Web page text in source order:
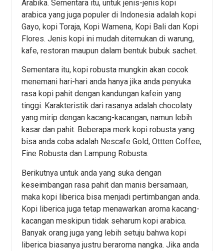
Arabika. Sementara itu, untuk jenis-jenis kopi
arabica yang juga populer di Indonesia adalah kopi
Gayo, kopi Toraja, Kopi Wamena, Kopi Bali dan Kopi
Flores. Jenis kopi ini mudah ditemukan di warung,
kafe, restoran maupun dalam bentuk bubuk sachet.
Sementara itu, kopi robusta mungkin akan cocok
menemani hari-hari anda hanya jika anda penyuka
rasa kopi pahit dengan kandungan kafein yang
tinggi. Karakteristik dari rasanya adalah chocolaty
yang mirip dengan kacang-kacangan, namun lebih
kasar dan pahit. Beberapa merk kopi robusta yang
bisa anda coba adalah Nescafe Gold, Ottten Coffee,
Fine Robusta dan Lampung Robusta.
Berikutnya untuk anda yang suka dengan
keseimbangan rasa pahit dan manis bersamaan,
maka kopi liberica bisa menjadi pertimbangan anda.
Kopi liberica juga tetap menawarkan aroma kacang-
kacangan meskipun tidak seharum kopi arabica.
Banyak orang juga yang lebih setuju bahwa kopi
liberica biasanya justru beraroma nangka. Jika anda